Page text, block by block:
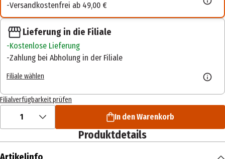
Versandkostenfrei ab 49,00 €
Lieferung in die Filiale
Kostenlose Lieferung
Zahlung bei Abholung in der Filiale
Filiale wählen
Filialverfügbarkeit prüfen
1 In den Warenkorb
Produktdetails